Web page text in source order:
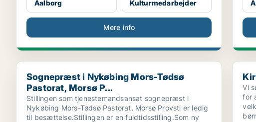
Aalborg
Kulturmedarbejder
Mere info
Sognepræst i Nykøbing Mors-Tødsø Pastorat, Morsø P...
Sognepræst i Nykøbing Mors-Tødsø
Pastorat, Morsø P...
Stillingen som tjenestemandsansat sognepræst i
Nykøbing Mors-Tødsø Pastorat, Morsø Provsti er ledig
til besættelse.Stillingen er en fuldtidsstilling.Som ny
Vi
for